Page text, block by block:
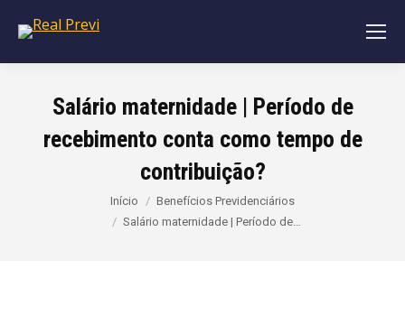
Salário maternidade | Período de
recebimento conta como tempo de
contribuição?
Você está aqui:Início
Benefícios Previdenciários
Salário maternidade | Período de…